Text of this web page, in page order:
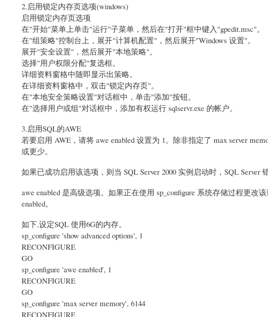
2.启用锁定内存页选项(windows)
启用锁定内存页选项
在"开始"菜单上单击"运行"子菜单，然后在"打开"框中键入"gpedit.msc"。
在"组策略"控制台上，展开"计算机配置"，然后展开"Windows 设置"。
展开"安全设置"，然后展开"本地策略"。
选择"用户权限分配"复选框。
详细资料窗格中随即显示出策略。
在详细资料窗格中，双击"锁定内存页"。
在"本地安全策略设置"对话框中，单击"添加"按钮。
在"选择用户或组"对话框中，添加有权运行 sqlservr.exe 的帐户。
3.启用SQL的AWE
若要启用 AWE，请将 awe enabled 设置为 1。除非指定了 max server
或更少。
如果已成功启用该选项，则当 SQL Server 2000 实例启动时，SQL
awe enabled 是高级选项。如果正在使用 sp_configure 系统存储过程更改
enabled。
如下,设定SQL 使用6G的内存。
sp_configure 'show advanced options', 1
RECONFIGURE
GO
sp_configure 'awe enabled', 1
RECONFIGURE
GO
sp_configure 'max server memory', 6144
RECONFIGURE